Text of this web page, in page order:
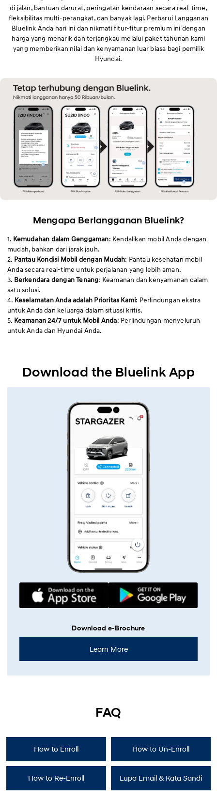
di jalan, bantuan darurat, peringatan kendaraan secara real-time,
fleksibilitas multi-perangkat, dan banyak lagi. Perbarui Langganan
Bluelink Anda hari ini dan nikmati fitur-fitur premium ini dengan
harga yang menarik dan terjangkau melalui paket tahunan kami
yang memberikan nilai dan kenyamanan luar biasa bagi pemilik
Hyundai.
Mengapa Berlangganan Bluelink?
1. Kemudahan dalam Genggaman: Kendalikan mobil Anda dengan
mudah, bahkan dari jarak jauh.
2. Pantau Kondisi Mobil dengan Mudah: Pantau kesehatan mobil
Anda secara real-time untuk perjalanan yang lebih aman.
3. Berkendara dengan Tenang: Keamanan dan kenyamanan dalam
satu solusi.
4. Keselamatan Anda adalah Prioritas Kami: Perlindungan ekstra
untuk Anda dan keluarga dalam situasi kritis.
5. Keamanan 24/7 untuk Mobil Anda: Perlindungan menyeluruh
untuk Anda dan Hyundai Anda.
Download the Bluelink App
Download e-Brochure
Learn More
FAQ
How to Enroll How to Un-Enroll
How to Re-Enroll Lupa Email & Kata Sandi